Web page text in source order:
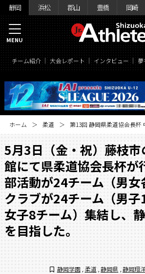
静岡 浜松 郡山 豊橋 岡崎
チーム紹介 大会レポート インタビュー 夢
MENU
ホーム 柔道 第13回 静岡県柔道協会長杯
5月3日（金・祝）藤枝
館にて県柔道協会長杯が
部活動が24チーム（男女
クラブが24チーム（男子
女子8チーム）集結し、
を目指した。
静岡学園 柔道 静岡県 ,静岡翔